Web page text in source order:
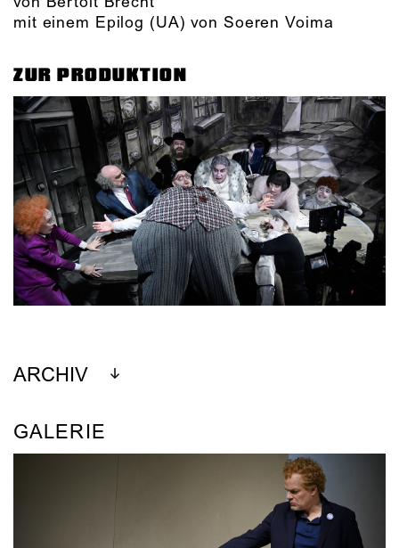
mit einem Epilog (UA) von Soeren Voima
ZUR PRODUKTION
ARCHIV
GALERIE